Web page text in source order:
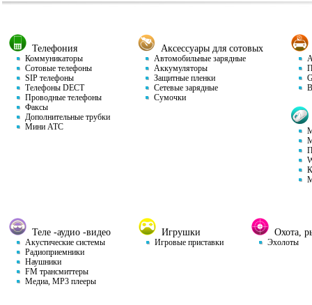
Телефония
Коммуникаторы
Сотовые телефоны
SIP телефоны
Телефоны DECT
Проводные телефоны
Факсы
Дополнительные трубки
Мини АТС
Аксессуары для сотовых
Автомобильные зарядные
Аккумуляторы
Защитные пленки
Сетевые зарядные
Сумочки
Теле -аудио -видео
Акустические системы
Радиоприемники
Наушники
FM трансмиттеры
Медиа, MP3 плееры
Игрушки
Игровые приставки
Охота,
Эхолоты